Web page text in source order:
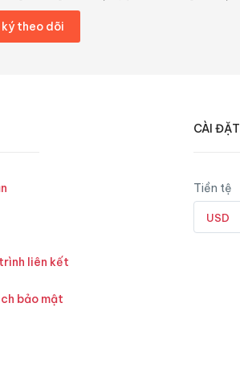
liên kết
bảo mật
CÀI ĐẶT
Tiền tệ
USD